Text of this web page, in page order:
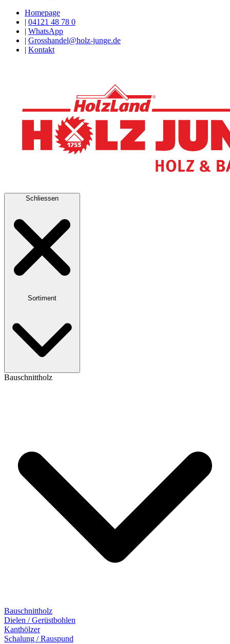
Homepage
| 04121 48 78 0
| WhatsApp
| Grosshandel@holz-junge.de
| Kontakt
Schliessen
Sortiment
Bauschnittholz
Bauschnittholz
Dielen / Gerüstbohlen
Kanthölzer
Schalung / Rauspund